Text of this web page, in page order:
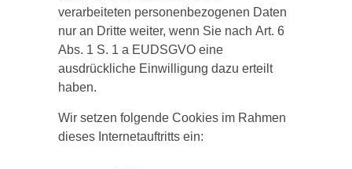
verarbeiteten personenbezogenen Daten
nur an Dritte weiter, wenn Sie nach Art. 6
Abs. 1 S. 1 a EUDSGVO eine
ausdrückliche Einwilligung dazu erteilt
haben.
Wir setzen folgende Cookies im Rahmen
dieses Internetauftritts ein: